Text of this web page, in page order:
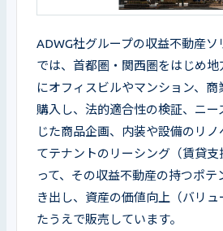
ADWG社グループの収益不動産
では、首都圏・関西圏をはじめ
にオフィスビルやマンション、商
購入し、法的適合性の検証、ニ
じた商品企画、内装や設備のリ
てテナントのリーシング（賃貸支
って、その収益不動産の持つポテ
き出し、資産の価値向上（バリュ
たうえで販売しています。